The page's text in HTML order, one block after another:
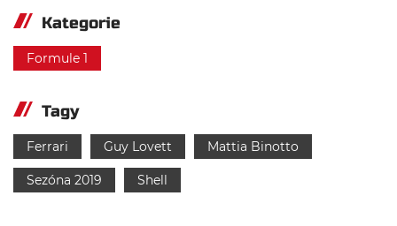
Kategorie
Formule 1
Tagy
Ferrari Guy Lovett Mattia Binotto
Sezóna 2019 Shell